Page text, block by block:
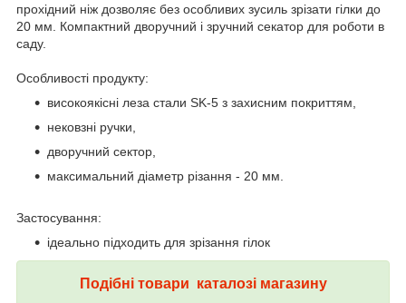
прохідний ніж дозволяє без особливих зусиль зрізати гілки до
20 мм. Компактний дворучний і зручний секатор для роботи в
саду.
Особливості продукту:
високоякісні леза стали SK-5 з захисним покриттям,
нековзні ручки,
дворучний сектор,
максимальний діаметр різання - 20 мм.
Застосування:
ідеально підходить для зрізання гілок
Подібні товари каталозі магазину